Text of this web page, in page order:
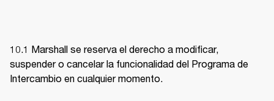
10.1 Marshall se reserva el derecho a modificar,
suspender o cancelar la funcionalidad del Programa de
Intercambio en cualquier momento.